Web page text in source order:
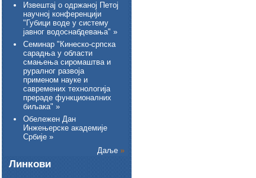
Извештај о одржаној Петој
научној конференцији
"Губици воде у систему
јавног водоснабдевања" »
Семинар "Кинеско-српска
сарадња у области
смањења сиромаштва и
руралног развоја
применом науке и
савремених технологија
прераде функционалних
биљака" »
Обележен Дан
Инжењерске академије
Србије »
Даље »
Линкови